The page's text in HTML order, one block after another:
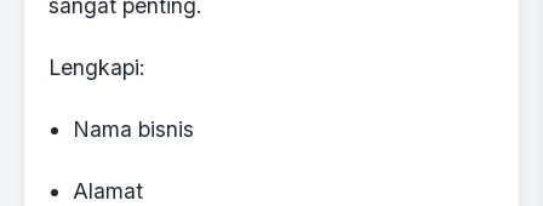
sangat penting.
Lengkapi:
Nama bisnis
Alamat